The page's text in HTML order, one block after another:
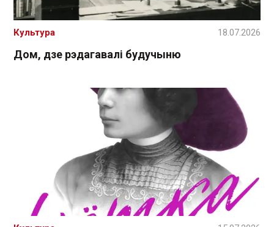
Дом, дзе рэдагавалі будучыню
Культура 18.07.2026